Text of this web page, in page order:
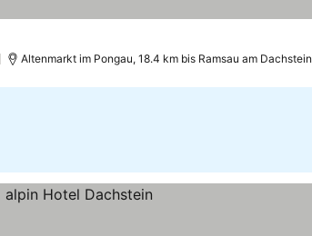
Altenmarkt im Pongau, 18.4 km bis Ramsau am Dachstein